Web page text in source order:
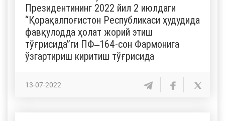
Президентининг 2022 йил 2 июлдаги
“Қорақалпоғистон Республикаси ҳудудида
фавқулодда ҳолат жорий этиш
тўғрисида”ги ПФ‒164-сон Фармонига
ўзгартириш киритиш тўғрисида
13-07-2022